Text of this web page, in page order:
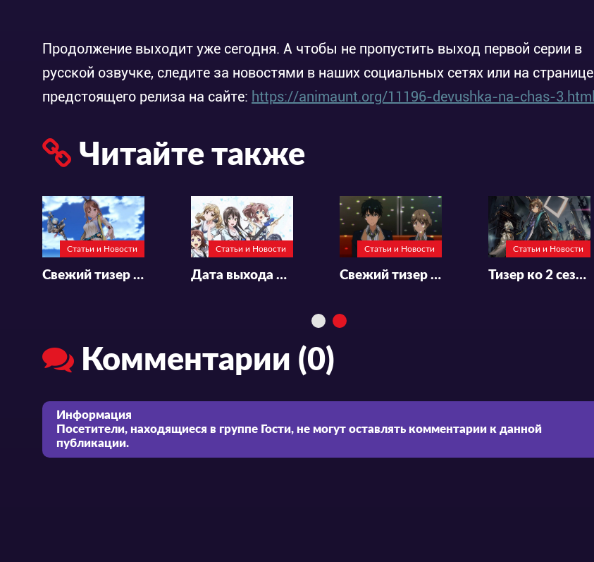
Продолжение выходит уже сегодня. А чтобы не пропустить выход первой серии в
русской озвучке, следите за новостями в наших социальных сетях или на странице
предстоящего релиза на сайте: https://animaunt.org/11196-devushka-na-chas-3.html
Читайте также
Статьи и Новости
Свежий тизер к аниме «Ryza no Atelier: Tokoyami no Joou to Himitsu no Kakurega»
Статьи и Новости
Дата выхода и новый тизер аниме «BanG Dream! It’s MyGo» (Ура мечте! Это мой ход)
Статьи и Новости
Свежий тизер 2-го сезона «Месть Масамуне»
Статьи и Новости
Тизер ко 2 сезону «Arknights»
Комментарии (0)
Информация
Посетители, находящиеся в группе Гости, не могут оставлять комментарии к данной
публикации.